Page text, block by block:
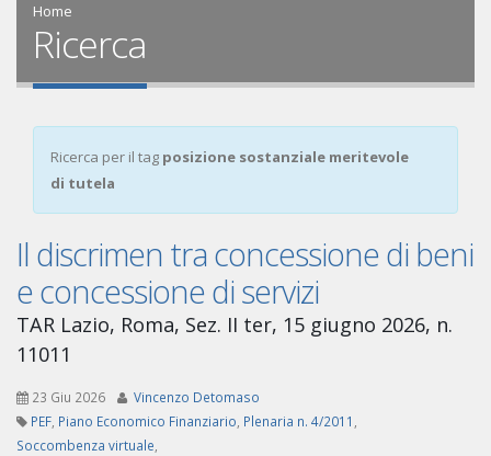
Home
Ricerca
Ricerca per il tag posizione sostanziale meritevole
di tutela
Il discrimen tra concessione di beni
e concessione di servizi
TAR Lazio, Roma, Sez. II ter, 15 giugno 2026, n.
11011
23 Giu 2026
Vincenzo Detomaso
PEF Piano Economico Finanziario Plenaria n. 4/2011
Soccombenza virtuale